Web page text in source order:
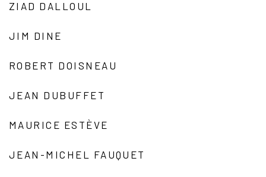
ZIAD DALLOUL
JIM DINE
ROBERT DOISNEAU
JEAN DUBUFFET
MAURICE ESTÈVE
JEAN-MICHEL FAUQUET